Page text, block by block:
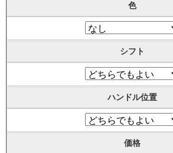
色
シフト
ハンドル位置
価格